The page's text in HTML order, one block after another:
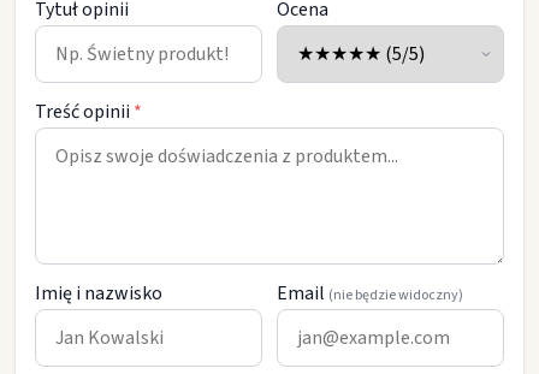
Tytuł opinii Ocena
Treść opinii *
Imię i nazwisko Email (nie będzie widoczny)